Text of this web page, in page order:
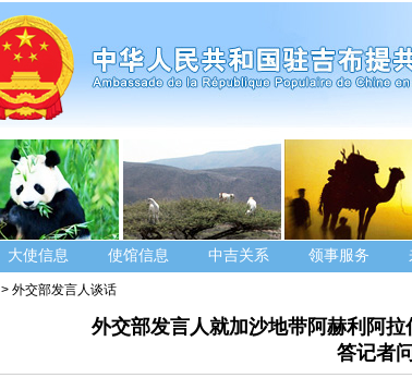
大使信息 使馆信息 中吉关系 领事服务
> 外交部发言人谈话
外交部发言人就加沙地带阿赫利阿
答记者问